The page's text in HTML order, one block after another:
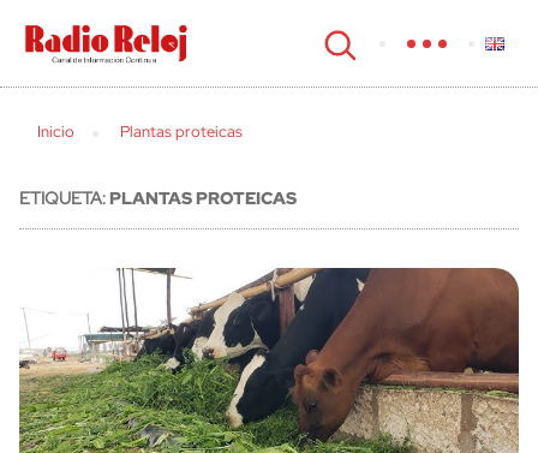
cerrar
Inicio Plantas proteicas
ETIQUETA:PLANTAS PROTEICAS